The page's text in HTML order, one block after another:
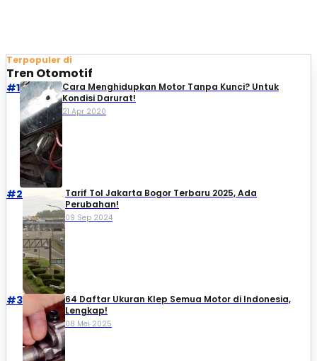
Terpopuler di
Tren Otomotif
#1
Cara Menghidupkan Motor Tanpa Kunci? Untuk
Kondisi Darurat!
21 Apr 2020
#2
Tarif Tol Jakarta Bogor Terbaru 2025, Ada
Perubahan!
09 Sep 2024
#3
64 Daftar Ukuran Klep Semua Motor di Indonesia,
Lengkap!
08 Mei 2025